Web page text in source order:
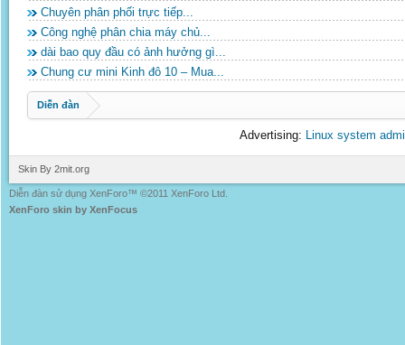
Chuyên phân phối trực tiếp...
Công nghệ phân chia máy chủ...
dài bao quy đầu có ảnh hưởng gì...
Chung cư mini Kinh đô 10 – Mua...
Diễn đàn
Advertising: Linux system
Skin By 2mit.org
Diễn đàn sử dụng XenForo™ ©2011 XenForo Ltd.
XenForo skin by XenFocus